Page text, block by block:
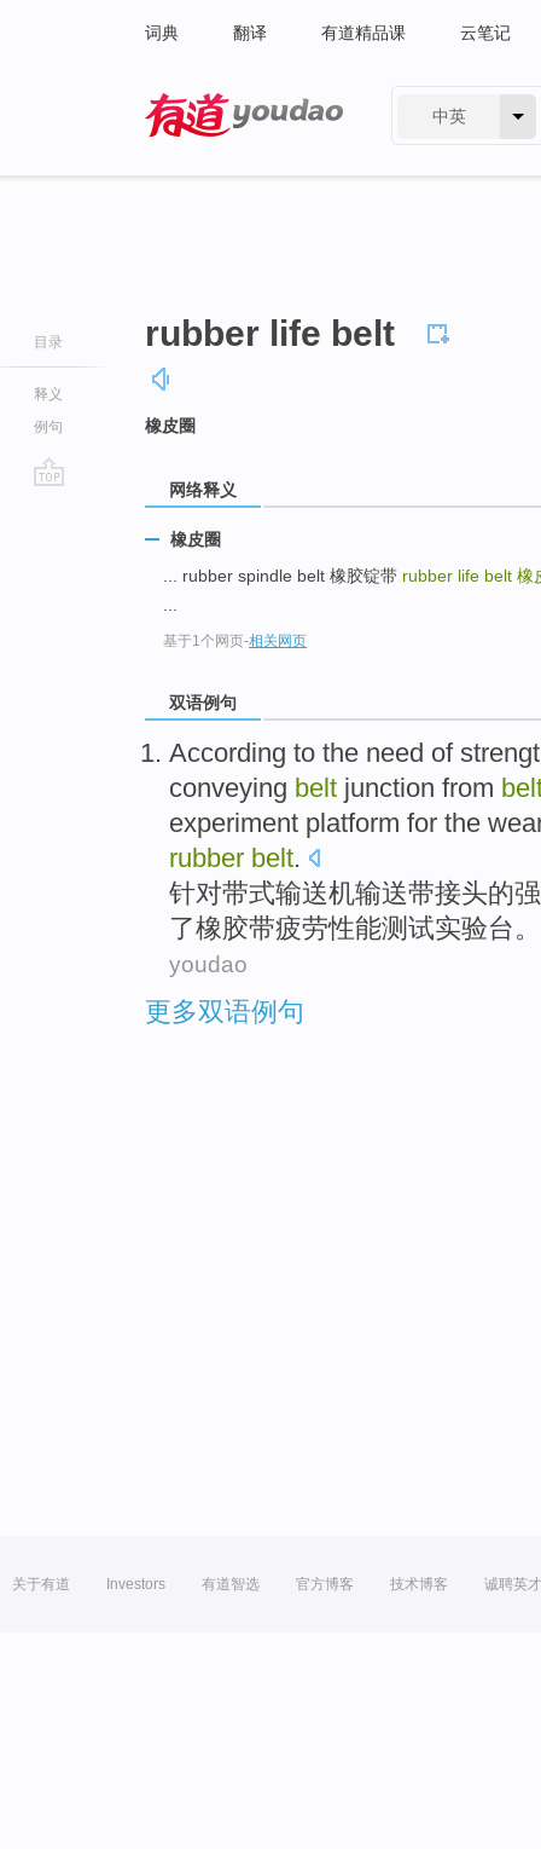
词典 翻译 有道精品课 云笔记
中英
目录
释义
例句
rubber life belt
橡皮圈
网络释义
橡皮圈
... rubber spindle belt 橡胶锭带 rubber life belt 橡
基于1个网页-相关网页
双语例句
According to the need of
conveying belt junction from
experiment platform for the
rubber belt.
针对带式输送机输送带接头的
了橡胶带疲劳性能测试实验台。
youdao
更多双语例句
关于有道 Investors 有道智选 官方博客 技术博客 诚聘英才